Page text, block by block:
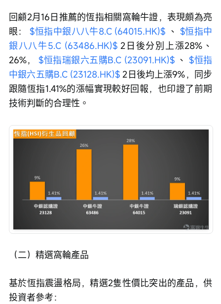
回顧2月16日推薦的恆指相關窩輪牛證，表現頗為亮
眼： $恒指中銀八八牛8.C (64015.HK)$ 、 $恒指中
銀八八牛5.C (63486.HK)$ 2日後分別上漲28%、
26%， $恒指瑞銀六五購B.C (23091.HK)$ 、 $恒指
中銀六五購B.C (23128.HK)$ 2日後均上漲9%，同步
跟隨恆指1.41%的漲幅實現較好回報，也印證了前期
技術判斷的合理性。
（二）精選窩輪產品
基於恆指震盪格局，精選2隻性價比突出的產品，供
投資者參考：